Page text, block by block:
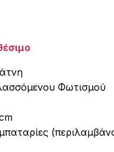
Φωτισμού